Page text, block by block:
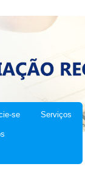
se Serviços